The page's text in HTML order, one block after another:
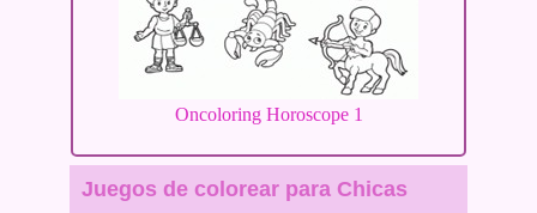
Oncoloring Horoscope 1
Juegos de colorear para Chicas